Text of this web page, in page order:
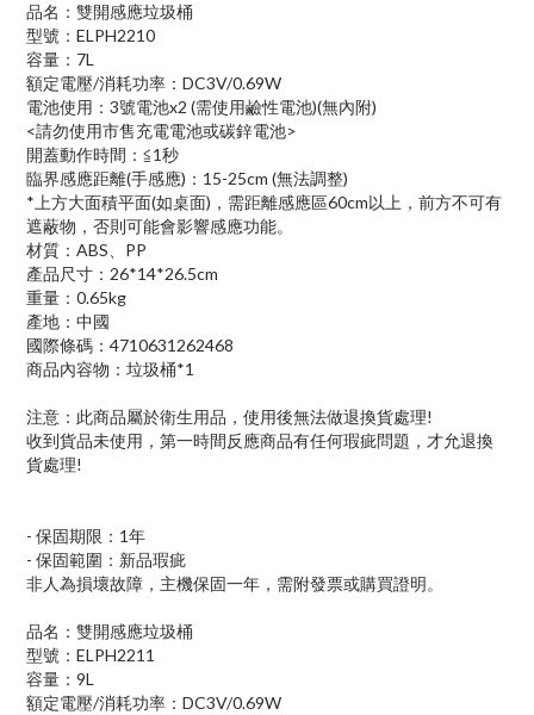
品名：雙開感應垃圾桶
型號：ELPH2210
容量：7L
額定電壓/消耗功率：DC3V/0.69W
電池使用：3號電池x2 (需使用鹼性電池)(無內附)
<請勿使用市售充電電池或碳鋅電池>
開蓋動作時間：≦1秒
臨界感應距離(手感應)：15-25cm (無法調整)
*上方大面積平面(如桌面)，需距離感應區60cm以上，前方不可有
遮蔽物，否則可能會影響感應功能。
材質：ABS、PP
產品尺寸：26*14*26.5cm
重量：0.65kg
產地：中國
國際條碼：4710631262468
商品內容物：垃圾桶*1
注意：此商品屬於衛生用品，使用後無法做退換貨處理!
收到貨品未使用，第一時間反應商品有任何瑕疵問題，才允退換
貨處理!
- 保固期限：1年
- 保固範圍：新品瑕疵
非人為損壞故障，主機保固一年，需附發票或購買證明。
品名：雙開感應垃圾桶
型號：ELPH2211
容量：9L
額定電壓/消耗功率：DC3V/0.69W